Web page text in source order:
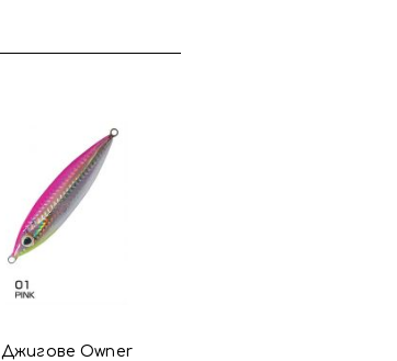
Джигове Owner